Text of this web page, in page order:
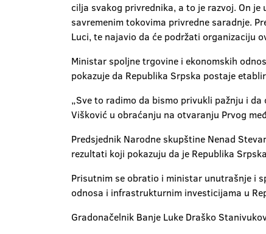
cilja svakog privrednika, a to je razvoj. On
savremenim tokovima privredne saradnje.
Luci, te najavio da će podržati organizaciju
Ministar spoljne trgovine i ekonomskih
pokazuje da Republika Srpska postaje
„Sve to radimo da bismo privukli pažnju i
Višković u obraćanju na otvaranju Prvog
Predsjednik Narodne skupštine Nenad
rezultati koji pokazuju da je Republika
Prisutnim se obratio i ministar unutrašnje i
odnosa i infrastrukturnim investicijama u
Gradonačelnik Banje Luke Draško